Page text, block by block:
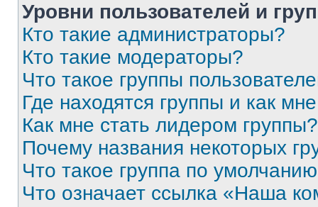
Уровни пользователей и
Кто такие администраторы?
Кто такие модераторы?
Что такое группы
Где находятся группы и как
Как мне стать лидером группы?
Почему названия некоторых
Что такое группа по
Что означает ссылка «Наша